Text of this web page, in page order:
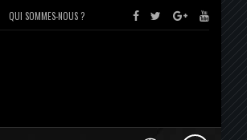
QUI SOMMES-NOUS ?